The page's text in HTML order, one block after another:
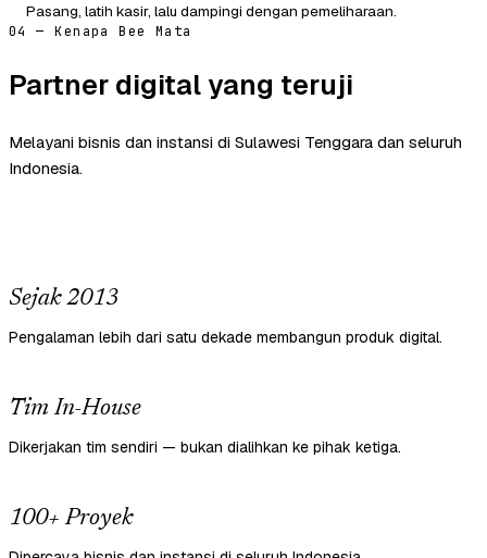
Pasang, latih kasir, lalu dampingi dengan pemeliharaan.
04 — Kenapa Bee Mata
Partner digital yang teruji
Melayani bisnis dan instansi di Sulawesi Tenggara dan seluruh
Indonesia.
Sejak 2013
Pengalaman lebih dari satu dekade membangun produk digital.
Tim In-House
Dikerjakan tim sendiri — bukan dialihkan ke pihak ketiga.
100+ Proyek